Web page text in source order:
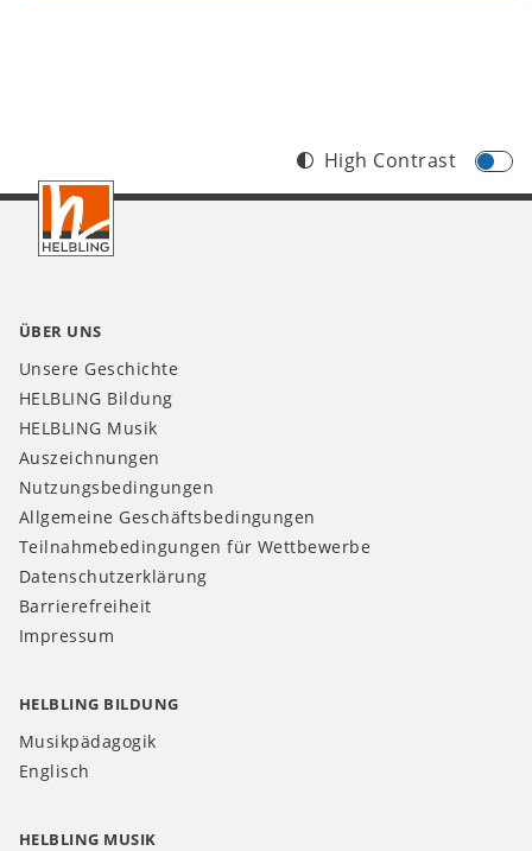
Footer
DE
High Contrast
ÜBER UNS
Unsere Geschichte
HELBLING Bildung
HELBLING Musik
Auszeichnungen
Nutzungsbedingungen
Allgemeine Geschäftsbedingungen
Teilnahmebedingungen für Wettbewerbe
Datenschutzerklärung
Barrierefreiheit
Impressum
HELBLING BILDUNG
Musikpädagogik
Englisch
HELBLING MUSIK